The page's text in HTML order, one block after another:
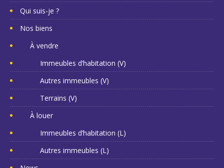
Qui suis-je ?
Nos biens
À vendre
Immeubles d’habitation (V)
Autres immeubles (V)
Terrains (V)
À louer
Immeubles d’habitation (L)
Autres immeubles (L)